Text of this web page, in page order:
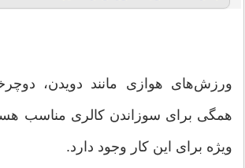
ورزش‌های هوازی مانند دویدن،
همگی برای سوزاندن کالری مناسب
ویژه برای این کار وجود دارد.